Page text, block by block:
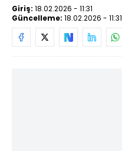
Giriş: 18.02.2026 - 11:31
Güncelleme: 18.02.2026 - 11:31